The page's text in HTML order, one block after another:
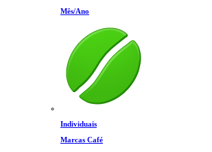
Mês/Ano
Individuais
Marcas Café